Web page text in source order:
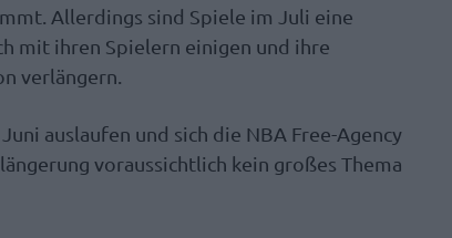
Allerdings sind Spiele im Juli eine
mit ihren Spielern einigen und ihre
verlängern.
auslaufen und sich die NBA Free-Agency
voraussichtlich kein großes Thema